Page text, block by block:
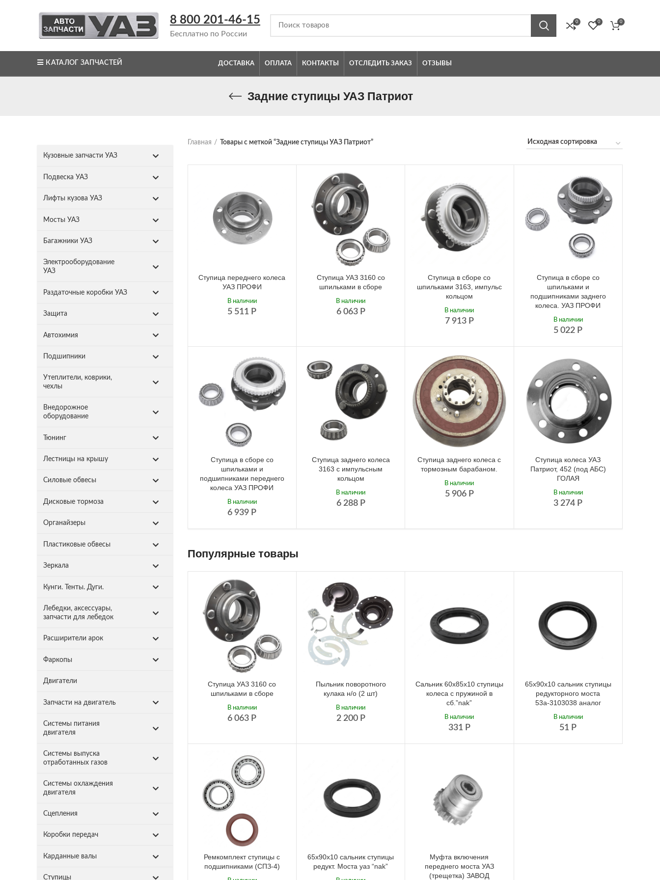
8 800 201-46-15
Бесплатно по России
0 0 0
КАТАЛОГ ЗАПЧАСТЕЙ ДОСТАВКА ОПЛАТА КОНТАКТЫ ОТСЛЕДИТЬ ЗАКАЗ ОТЗЫВЫ
Задние ступицы УАЗ Патриот
Кузовные запчасти УАЗ
Подвеска УАЗ
Лифты кузова УАЗ
Мосты УАЗ
Багажники УАЗ
Электрооборудование
УАЗ
Раздаточные коробки УАЗ
Защита
Автохимия
Подшипники
Утеплители, коврики,
чехлы
Внедорожное
оборудование
Тюнинг
Лестницы на крышу
Силовые обвесы
Дисковые тормоза
Органайзеры
Пластиковые обвесы
Зеркала
Кунги. Тенты. Дуги.
Лебедки, аксессуары,
запчасти для лебедок
Расширители арок
Фаркопы
Двигатели
Запчасти на двигатель
Системы питания
двигателя
Системы выпуска
отработанных газов
Системы охлаждения
двигателя
Сцепления
Коробки передач
Карданные валы
Ступицы
Главная Товары с меткой “Задние ступицы УАЗ Патриот”
Ступица переднего колеса
УАЗ ПРОФИ
5 511 Р
В наличии
Ступица УАЗ 3160 со
шпильками в сборе
6 063 Р
В наличии
Ступица в сборе со
шпильками 3163, импульс
кольцом
7 913 Р
В наличии
Ступица в сборе со
шпильками и
подшипниками заднего
колеса. УАЗ ПРОФИ
5 022 Р
В наличии
Ступица в сборе со
шпильками и
подшипниками переднего
колеса УАЗ ПРОФИ
6 939 Р
В наличии
Ступица заднего колеса
3163 с импульсным
кольцом
6 288 Р
В наличии
Ступица заднего колеса с
тормозным барабаном.
5 906 Р
В наличии
Ступица колеса УАЗ
Патриот, 452 (под АБС)
ГОЛАЯ
3 274 Р
В наличии
Популярные товары
Ступица УАЗ 3160 со
шпильками в сборе
6 063 Р
В наличии
Пыльник поворотного
кулака н/о (2 шт)
2 200 Р
В наличии
Сальник 60х85х10 ступицы
колеса с пружиной в
сб.”nak”
331 Р
В наличии
65х90х10 сальник ступицы
редукторного моста
53а-3103038 аналог
51 Р
В наличии
Ремкомплект ступицы с
подшипниками (СПЗ-4)
65х90х10 сальник ступицы
редукт. Моста уаз “nak”
Муфта включения
переднего моста УАЗ
(трещетка) ЗАВОД